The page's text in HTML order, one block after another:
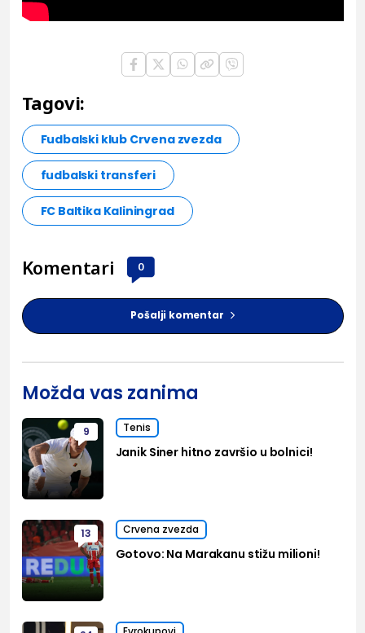
Tagovi:
Fudbalski klub Crvena zvezda
fudbalski transferi
FC Baltika Kaliningrad
Komentari 0
Pošalji komentar
Možda vas zanima
9 Tenis
Janik Siner hitno završio u bolnici!
13 Crvena zvezda
Gotovo: Na Marakanu stižu milioni!